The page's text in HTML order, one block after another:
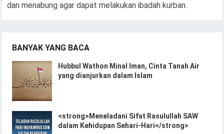
dan menabung agar dapat melakukan ibadah kurban.
BANYAK YANG BACA
Hubbul Wathon Minal Iman, Cinta Tanah Air
yang dianjurkan dalam Islam
<strong>Meneladani Sifat Rasulullah SAW
dalam Kehidupan Sehari-Hari</strong>